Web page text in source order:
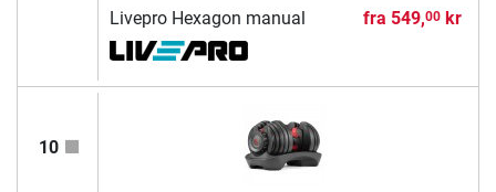
Livepro Hexagon manual fra 549,00kr
10